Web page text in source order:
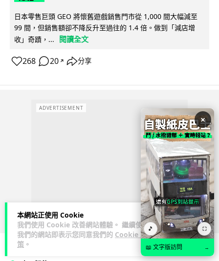
本網站正使用 Cookie
我們使用 Cookie 改善網站體驗。 繼續使用
我們的網站即表示您同意我們的 Cookie 政
策 。
日本零售巨頭 GEO 將懷舊遊戲銷售門市從 1,000 間大幅減至
99 間，但銷售額卻不降反升至過往的 1.4 倍。做到「減店增
收」奇蹟，...
閱讀全文
268 20 ↗ 分享
ADVERTISEMENT
×
🎵 ⛶
📖 文字版訪問 →